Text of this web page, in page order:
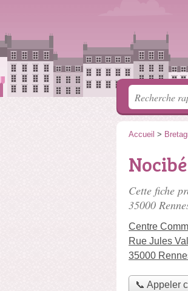
Accueil >
Nocibé
Cette fiche
35000
Centre
Rue Jules
35000
📞 Appeler